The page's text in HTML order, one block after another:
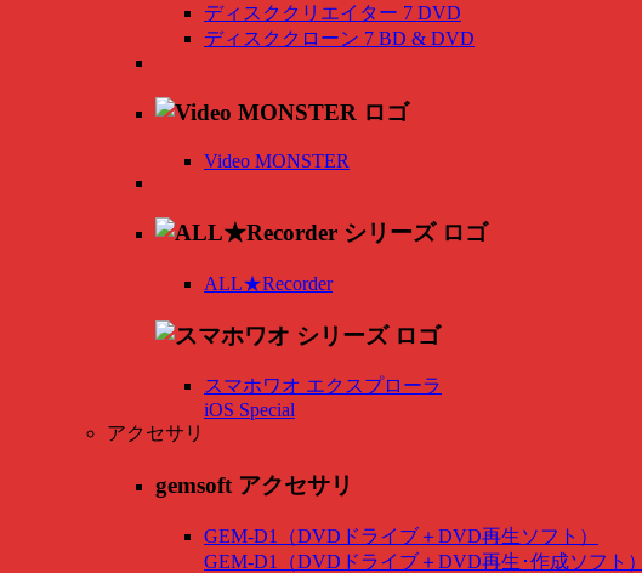
ディスククリエイター 7 DVD
ディスククローン 7 BD & DVD
Video MONSTER
ALL★Recorder
スマホワオ エクスプローラ
iOS Special
アクセサリ
gemsoft アクセサリ
GEM-D1（DVDドライブ＋DVD再生ソフト）
GEM-D1（DVDドライブ＋DVD再生･作成ソフト）